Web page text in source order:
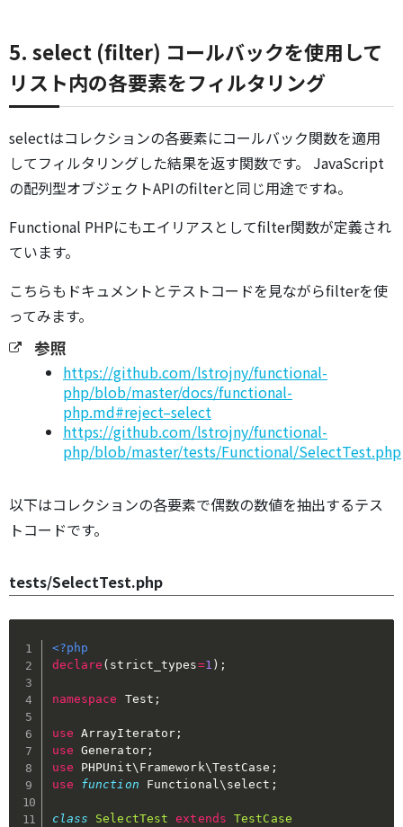
5. select (filter) コールバックを使用して
リスト内の各要素をフィルタリング
selectはコレクションの各要素にコールバック関数を適用
してフィルタリングした結果を返す関数です。 JavaScript
の配列型オブジェクトAPIのfilterと同じ用途ですね。
Functional PHPにもエイリアスとしてfilter関数が定義され
ています。
こちらもドキュメントとテストコードを見ながらfilterを使
ってみます。
参照
https://github.com/lstrojny/functional-
php/blob/master/docs/functional-
php.md#reject–select
https://github.com/lstrojny/functional-
php/blob/master/tests/Functional/SelectTest.php
以下はコレクションの各要素で偶数の数値を抽出するテス
トコードです。
tests/SelectTest.php
<?php
declare ( strict_types=1 ) ;
namespace Test ;
use ArrayIterator ;
use Generator;
use
PHPUnit\ Framework\TestCase ;
use
function Functional\ select ;
class SelectTest extends
TestCase